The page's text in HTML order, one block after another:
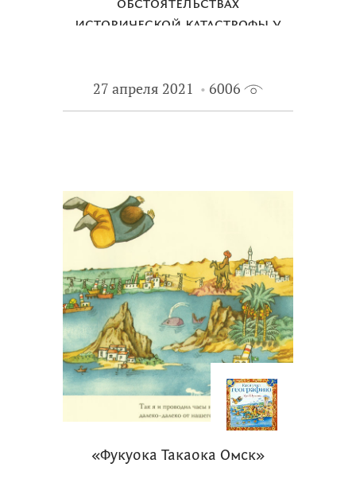
обстоятельствах
исторической катастрофы у
27 апреля 2021 6006
«Фукуока Такаока Омск»